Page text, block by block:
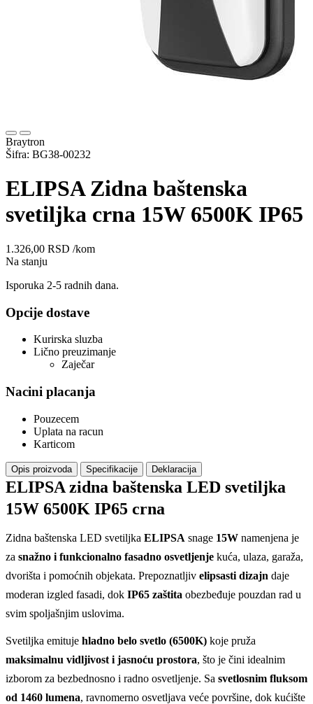
Braytron
Šifra: BG38-00232
ELIPSA Zidna baštenska
svetiljka crna 15W 6500K IP65
1.326,00 RSD /kom
Na stanju
Isporuka 2-5 radnih dana.
Opcije dostave
Kurirska sluzba
Lično preuzimanje
Zaječar
Nacini placanja
Pouzecem
Uplata na racun
Karticom
Opis proizvoda Specifikacije Deklaracija
ELIPSA zidna baštenska LED svetiljka
15W 6500K IP65 crna
Zidna baštenska LED svetiljka ELIPSA snage 15W namenjena je
za snažno i funkcionalno fasadno osvetljenje kuća, ulaza, garaža,
dvorišta i pomoćnih objekata. Prepoznatljiv elipsasti dizajn daje
moderan izgled fasadi, dok IP65 zaštita obezbeđuje pouzdan rad u
svim spoljašnjim uslovima.
Svetiljka emituje hladno belo svetlo (6500K) koje pruža
maksimalnu vidljivost i jasnoću prostora, što je čini idealnim
izborom za bezbednosno i radno osvetljenje. Sa svetlosnim fluksom
od 1460 lumena, ravnomerno osvetljava veće površine, dok kućište